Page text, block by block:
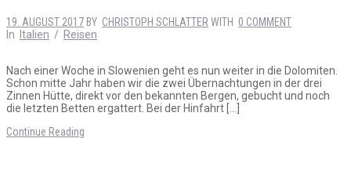
19. AUGUST 2017 BY CHRISTOPH SCHLATTER WITH 0 COMMENT
In
Italien / Reisen
Nach einer Woche in Slowenien geht es nun weiter in die Dolomiten.
Schon mitte Jahr haben wir die zwei Übernachtungen in der drei
Zinnen Hütte, direkt vor den bekannten Bergen, gebucht und noch
die letzten Betten ergattert. Bei der Hinfahrt […]
Continue Reading